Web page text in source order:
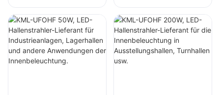
Lieferant für
Industrieanlagen,
Lagerhallen und
andere
Anwendungen der
Lieferant für die
Innenbeleuchtung
in Industrieanlagen,
Turnhallen usw.